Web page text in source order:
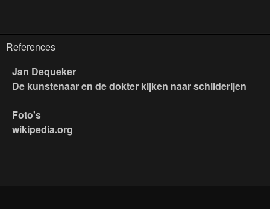
References
Jan Dequeker
De kunstenaar en de dokter kijken naar schilderijen
Foto's
wikipedia.org